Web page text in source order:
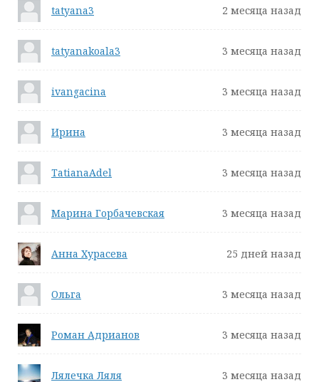
tatyana3 2 месяца назад
tatyanakoala3 3 месяца назад
ivangacina 3 месяца назад
Ирина 3 месяца назад
TatianaAdel 3 месяца назад
Марина Горбачевская 3 месяца назад
Анна Хурасева 25 дней назад
Ольга 3 месяца назад
Роман Адрианов 3 месяца назад
Лялечка Ляля 3 месяца назад